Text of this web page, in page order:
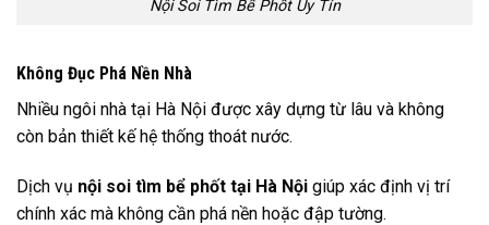
Nội Soi Tìm Bể Phốt Uy Tín
Không Đục Phá Nền Nhà
Nhiều ngôi nhà tại Hà Nội được xây dựng từ lâu và không
còn bản thiết kế hệ thống thoát nước.
Dịch vụ nội soi tìm bể phốt tại Hà Nội giúp xác định vị trí
chính xác mà không cần phá nền hoặc đập tường.